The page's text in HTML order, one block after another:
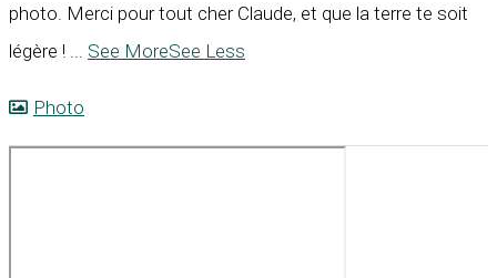
photo. Merci pour tout cher Claude, et que la terre te soit
légère !
See MoreSee Less
Photo